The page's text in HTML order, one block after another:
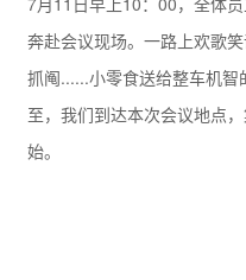
奔赴会议现场。一路上欢歌
抓阄......小零食送给整车机
至，我们到达本次会议地点
始。